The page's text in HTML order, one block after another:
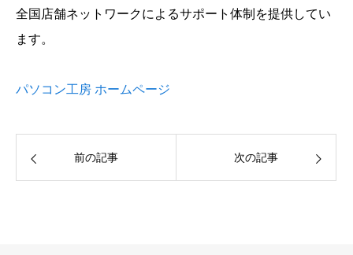
全国店舗ネットワークによるサポート体制を提供してい
ます。
パソコン工房 ホームページ
前の記事 次の記事